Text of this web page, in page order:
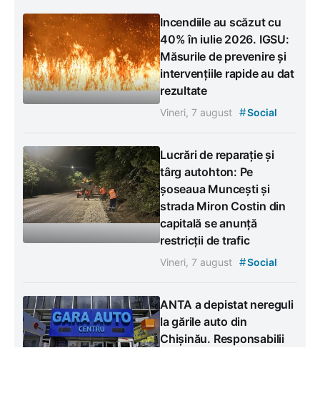
Incendiile au scăzut cu
40% în iulie 2026. IGSU:
Măsurile de prevenire și
intervențiile rapide au dat
rezultate
Vineri, 7 august #Social
Lucrări de reparație și
târg autohton: Pe
șoseaua Muncești și
strada Miron Costin din
capitală se anunță
restricții de trafic
Vineri, 7 august #Social
ANTA a depistat nereguli
la gările auto din
Chișinău. Responsabilii